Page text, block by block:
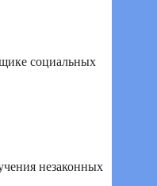
социальных
незаконных